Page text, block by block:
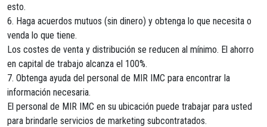
esto.
6. Haga acuerdos mutuos (sin dinero) y obtenga lo que necesita o
venda lo que tiene.
Los costes de venta y distribución se reducen al mínimo. El ahorro
en capital de trabajo alcanza el 100%.
7. Obtenga ayuda del personal de MIR IMC para encontrar la
información necesaria.
El personal de MIR IMC en su ubicación puede trabajar para usted
para brindarle servicios de marketing subcontratados.